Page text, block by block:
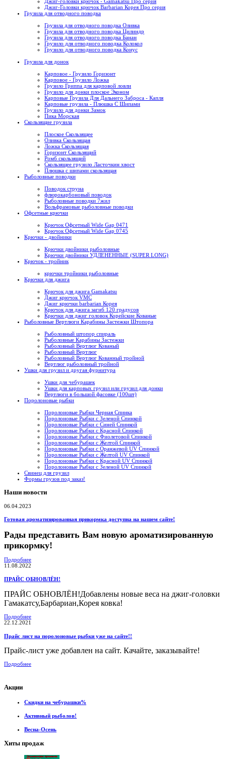
Джиг-Головки крючок Barbarian Корея Про серия
Грузила для отводного поводка
Грузила для отводного поводка Оливка
Грузила для отводного поводка Цилиндр
Грузила для отводного поводка Банан
Грузило для отводного поводка Колокол
Грузило для отводного поводка Конус
Грузила для донок
Карповое - Грузило Горизонт
Карповое - Грузило Ложка
Грузило Гриппа для карповой ловли
Грузило для донки плоское Эконом
Карповые Грузила Для Дальнего Заброса - Капля
Карповые грузила - Плюшка С Шипами
Грузило для донки Замок
Пика Морская
Скользящие грузила
Плоское Скользящее
Оливка Скользящая
Ложка Скользящая
Горизонт Скользящий
Ромб скользящий
Скользящее грузило Ласточкин хвост
Плюшка с шипами скользящая
Рыболовные поводки
Поводок струна
флюрокарбоновый поводок
Рыболовные поводки 7жил
Вольфрамовые рыболовные поводки
Офсетные крючки
Крючок Офсетный Wide Gap 0471
Крючок Офсетный Wide Gap 0745
Крючки - двойники
Крючки двойники рыболовные
Крючки двойники УДЛЕНЕННЫЕ (SUPER LONG)
Крючок - тройник
крючки тройники рыболовные
Крючки для джига
Крючок для джига Gamakatsu
Джиг крючок VMC
Джиг крючки barbarian Корея
Крючок для джига загиб 120 градусов
Крючки для джиг головок Корейские Кованые
Рыболовные Вертлюги Карабины Застежки Штопора
Рыболовный штопор спираль
Рыболовные Карабины Застежки
Рыболовный Вертлюг Кованый
Рыболовный Вертлюг
Рыболовный Вертлюг Кованный тройной
Вертлюг рыболовный тройной
Ушки для грузил и другая фурнитура
Ушки для чебурашек
Ушки для карповых грузил или грузил для донки
Вертлюги в большой фасовке (100шт)
Поролоновые рыбки
Поролоновые Рыбки Черная Спинка
Поролоновые Рыбки с Зеленой Спинкой
Поролоновые Рыбки с Синей Спинкой
Поролоновые Рыбки с Красной Спинкой
Поролоновые Рыбки с Фиолетовой Спинкой
Поролоновые Рыбки с Желтой Спинкой
Поролоновые Рыбки с Оранжевой UV Спинкой
Поролоновые Рыбки с Желтой UV Спинкой
Поролоновые Рыбки с Красной UV Спинкой
Поролоновые Рыбки с Зеленой UV Спинкой
Свинец для грузил
Формы грузов под заказ!
Наши новости
06.04.2023
Готовая ароматизированная прикормка доступна на нашем сайте!
Рады представить Вам новую ароматизированную
прикормку!
Подробнее
11.08.2022
ПРАЙС ОБНОВЛЁН!
ПРАЙС ОБНОВЛЁН!Добавлены новые веса на джиг-головки
Гамакатсу,Барбариан,Корея ковка!
Подробнее
22.12.2021
Прайс лист на поролоновые рыбки уже на сайте!!
Прайс-лист уже добавлен на сайт. Качайте, заказывайте!
Подробнее
Акции
Скидки на чебурашки%
Активный рыболов!
Весна-Осень
Хиты продаж